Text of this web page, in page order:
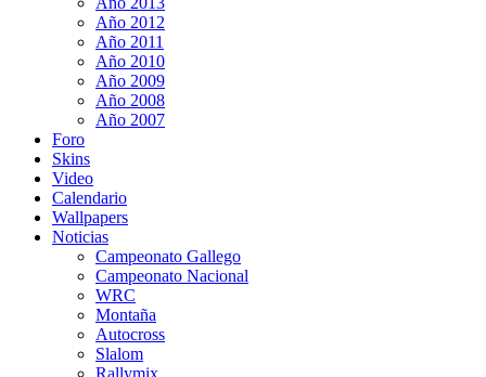
Año 2012
Año 2011
Año 2010
Año 2009
Año 2008
Año 2007
Foro
Skins
Video
Calendario
Wallpapers
Noticias
Campeonato Gallego
Campeonato Nacional
WRC
Montaña
Autocross
Slalom
Rallymix